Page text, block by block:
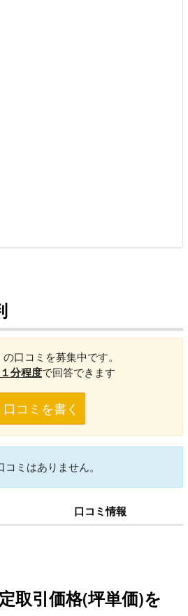
の口コミを募集中です。
分程度で回答できます
口コミを書く
コミはありません。
口コミ情報
取引価格(坪単価)を